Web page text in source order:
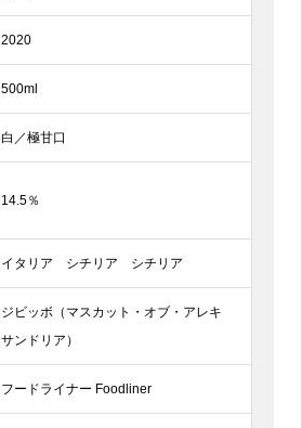
2020
500ml
白／極甘口
14.5％
イタリア シチリア シチリア
ジビッボ（マスカット・オブ・アレキ
サンドリア）
フードライナー Foodliner